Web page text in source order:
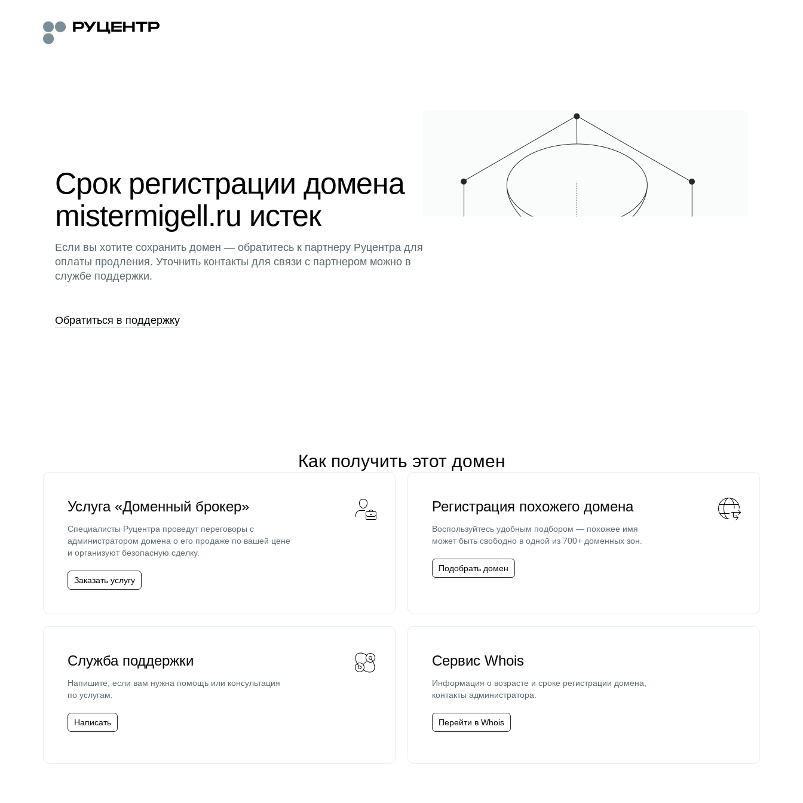
Срок регистрации домена
mistermigell.ru истек
Если вы хотите сохранить домен — обратитесь к партнеру Руцентра для
оплаты продления. Уточнить контакты для связи с партнером можно в
службе поддержки.
Обратиться в поддержку
Как получить этот домен
Услуга «Доменный брокер»
Специалисты Руцентра проведут переговоры с
администратором домена о его продаже по вашей цене
и организуют безопасную сделку.
Заказать услугу
Регистрация похожего домена
Воспользуйтесь удобным подбором — похожее имя
может быть свободно в одной из 700+ доменных зон.
Подобрать домен
Служба поддержки
Напишите, если вам нужна помощь или консультация
по услугам.
Написать
Сервис Whois
Информация о возрасте и сроке регистрации домена,
контакты администратора.
Перейти в Whois